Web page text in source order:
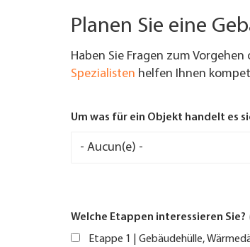
Planen Sie eine
Haben Sie Fragen zum
Spezialisten helfen Ihnen
Um was für ein Objekt handelt es
Welche Etappen interessieren Sie?
Etappe 1 | Gebäudehülle,